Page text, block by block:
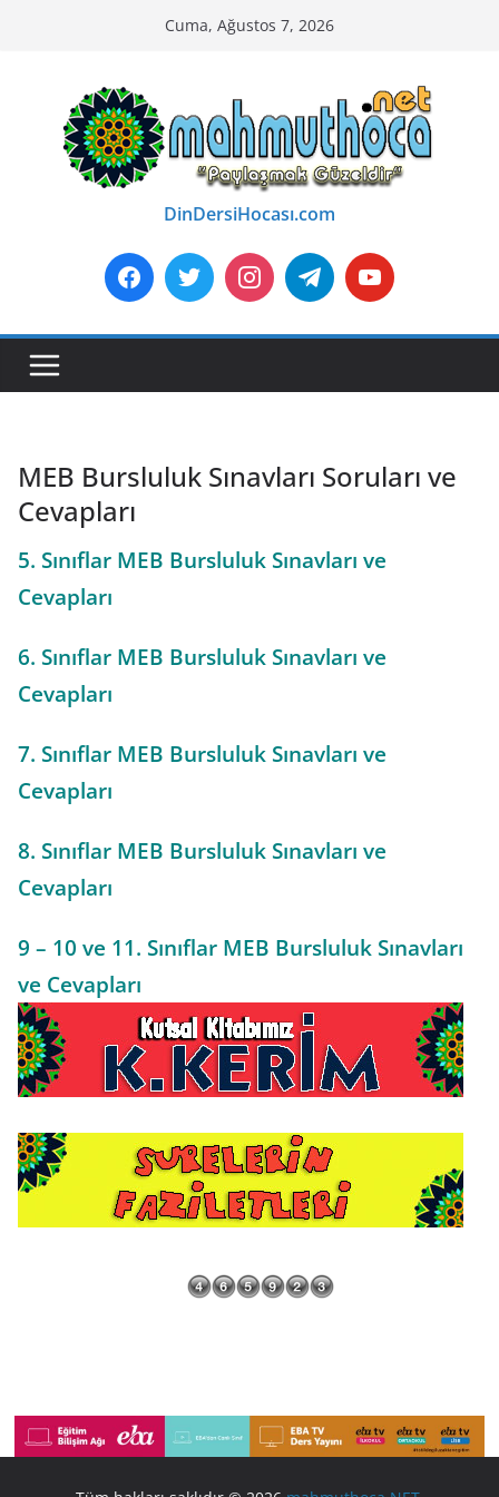
Cuma, Ağustos 7, 2026
DinDersiHocası.com
MEB Bursluluk Sınavları Soruları ve
Cevapları
5. Sınıflar MEB Bursluluk Sınavları ve
Cevapları
6. Sınıflar MEB Bursluluk Sınavları ve
Cevapları
7. Sınıflar MEB Bursluluk Sınavları ve
Cevapları
8. Sınıflar MEB Bursluluk Sınavları ve
Cevapları
9 – 10 ve 11. Sınıflar MEB Bursluluk Sınavları
ve Cevapları